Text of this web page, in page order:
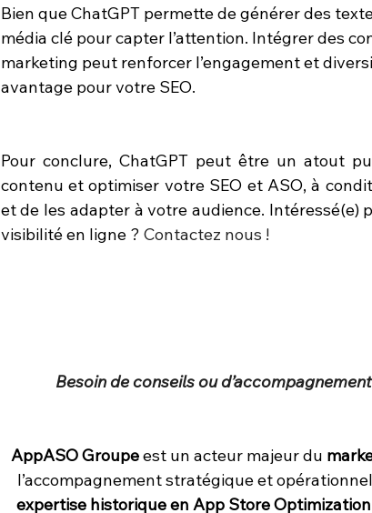
Bien que ChatGPT permette de générer des
média clé pour capter l’attention. Intégrer des
marketing peut renforcer l’engagement et
avantage pour votre SEO.
Pour conclure, ChatGPT peut être un atout
contenu et optimiser votre SEO et ASO, à
et de les adapter à votre audience.
visibilité en ligne ? Contactez nous !
Besoin de conseils ou
AppASO Groupe est un acteur majeur du
l’accompagnement stratégique et
expertise historique en App Store Optimization